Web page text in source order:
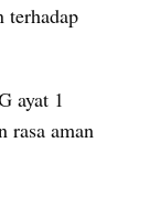
terhadap
ayat 1
rasa aman